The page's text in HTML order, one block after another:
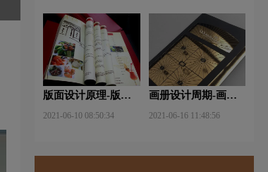
版面设计原理-版面
素？
2021-06-10 08:50:34
画册设计周期-画册
成？
2021-06-16 11:48:56